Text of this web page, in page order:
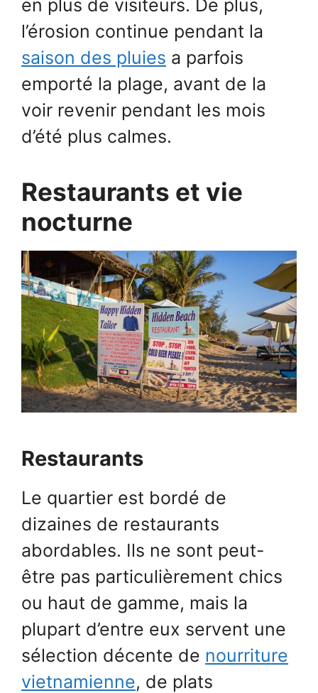
en plus de visiteurs. De plus,
l’érosion continue pendant la
saison des pluies a parfois
emporté la plage, avant de la
voir revenir pendant les mois
d’été plus calmes.
Restaurants et vie
nocturne
Restaurants
Le quartier est bordé de
dizaines de restaurants
abordables. Ils ne sont peut-
être pas particulièrement chics
ou haut de gamme, mais la
plupart d’entre eux servent une
sélection décente de nourriture
vietnamienne, de plats